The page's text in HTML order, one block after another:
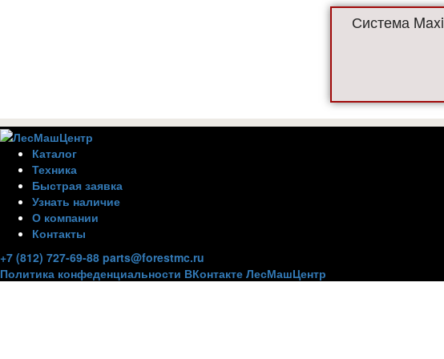
Система Maxi
Каталог
Техника
Быстрая заявка
Узнать наличие
О компании
Контакты
+7 (812) 727-69-88 parts@forestmc.ru
Политика конфеденциальности ВКонтакте ЛесМашЦентр